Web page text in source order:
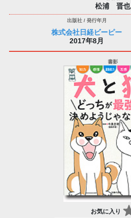
松浦 晋也
株式会社日経ビーピー
2017年8月
お気に入り